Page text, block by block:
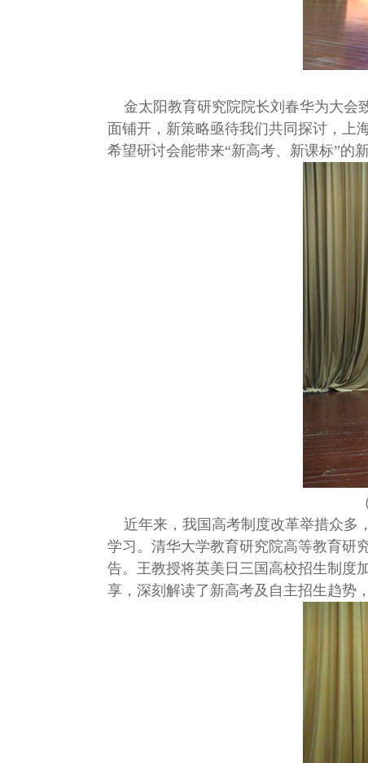
金太阳教育研究院院长刘春华为大会
面铺开，新策略亟待我们共同探讨，上
希望研讨会能带来“新高考、新课标”的
近年来，我国高考制度改革举措众多
学习。清华大学教育研究院高等教育研
告。王教授将英美日三国高校招生制度
享，深刻解读了新高考及自主招生趋势